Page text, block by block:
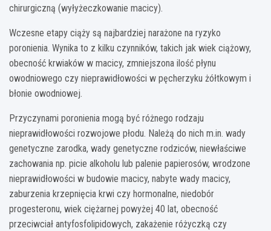
chirurgiczną (wyłyżeczkowanie macicy).
Wczesne etapy ciąży są najbardziej narażone na ryzyko
poronienia. Wynika to z kilku czynników, takich jak wiek ciążowy,
obecność krwiaków w macicy, zmniejszona ilość płynu
owodniowego czy nieprawidłowości w pęcherzyku żółtkowym i
błonie owodniowej.
Przyczynami poronienia mogą być różnego rodzaju
nieprawidłowości rozwojowe płodu. Należą do nich m.in. wady
genetyczne zarodka, wady genetyczne rodziców, niewłaściwe
zachowania np. picie alkoholu lub palenie papierosów, wrodzone
nieprawidłowości w budowie macicy, nabyte wady macicy,
zaburzenia krzepnięcia krwi czy hormonalne, niedobór
progesteronu, wiek ciężarnej powyżej 40 lat, obecność
przeciwciał antyfosfolipidowych, zakażenie różyczką czy